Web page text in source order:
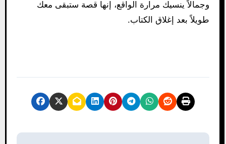
وجمالاً ينسيك مرارة الواقع، إنها قصة ستبقى معك
طويلاً بعد إغلاق الكتاب.